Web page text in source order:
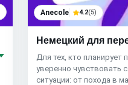
Anecole 4.2(5)
Немецкий для
Для тех, кто планирует
уверенно чувствовать
ситуации: от похода в